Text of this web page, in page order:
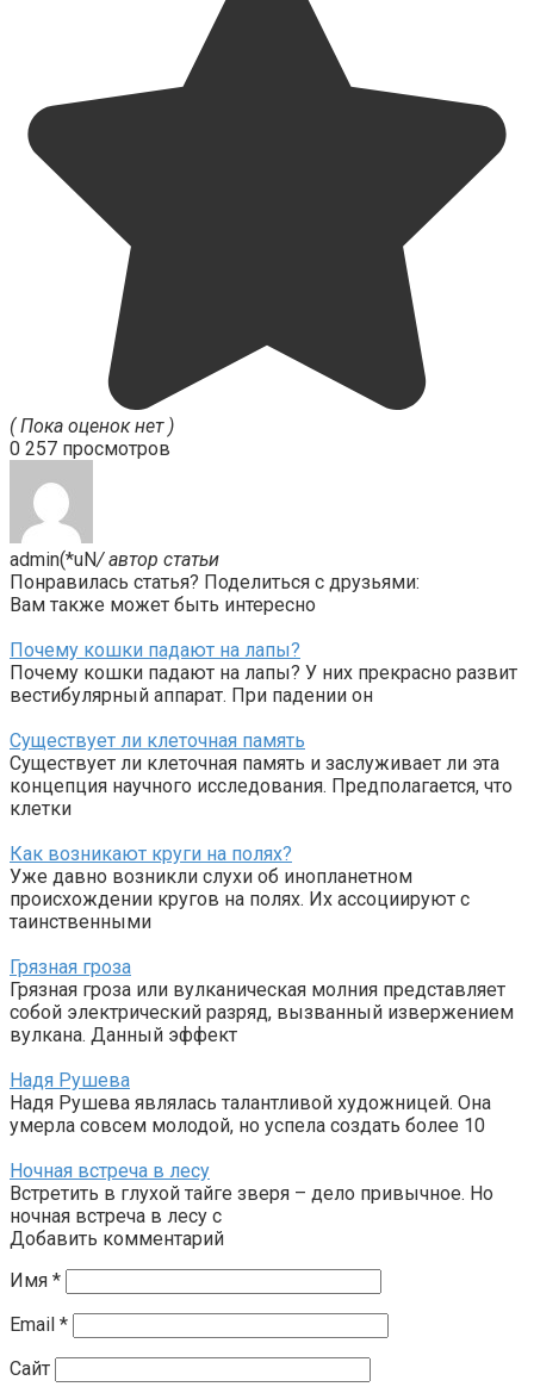
( Пока оценок нет )
0 257 просмотров
admin(*uN/ автор статьи
Понравилась статья? Поделиться с друзьями:
Вам также может быть интересно
Почему кошки падают на лапы?
Почему кошки падают на лапы? У них прекрасно развит
вестибулярный аппарат. При падении он
Существует ли клеточная память
Существует ли клеточная память и заслуживает ли эта
концепция научного исследования. Предполагается, что
клетки
Как возникают круги на полях?
Уже давно возникли слухи об инопланетном
происхождении кругов на полях. Их ассоциируют с
таинственными
Грязная гроза
Грязная гроза или вулканическая молния представляет
собой электрический разряд, вызванный извержением
вулкана. Данный эффект
Надя Рушева
Надя Рушева являлась талантливой художницей. Она
умерла совсем молодой, но успела создать более 10
Ночная встреча в лесу
Встретить в глухой тайге зверя – дело привычное. Но
ночная встреча в лесу с
Добавить комментарий
Имя *
Email *
Сайт